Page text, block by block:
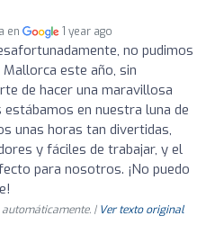
en 1 year ago
no pudimos
este año, sin
de hacer una maravillosa
en nuestra luna de
unas horas tan divertidas,
y fáciles de trabajar, y el
para nosotros. ¡No puedo
| Ver texto original